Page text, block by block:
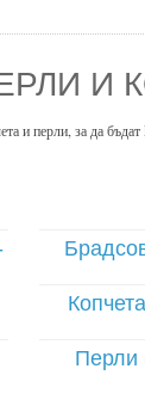
И
и перли, за да
Перли